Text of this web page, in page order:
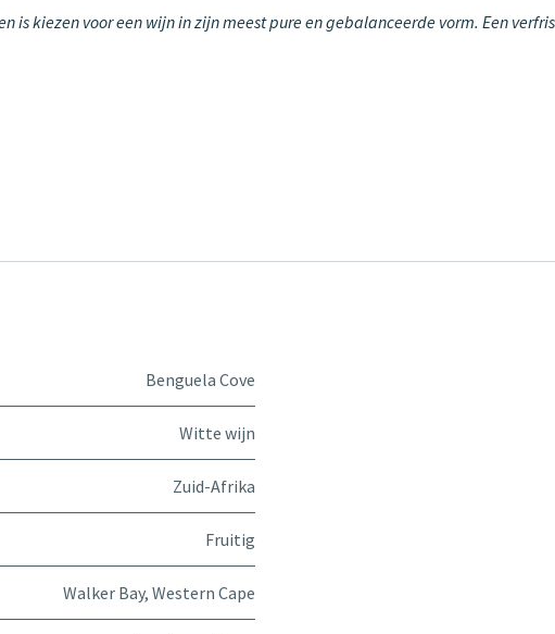
is kiezen voor een wijn in zijn meest pure en gebalanceerde vorm. Een
Benguela Cove
Witte wijn
Zuid-Afrika
Fruitig
Walker Bay, Western Cape